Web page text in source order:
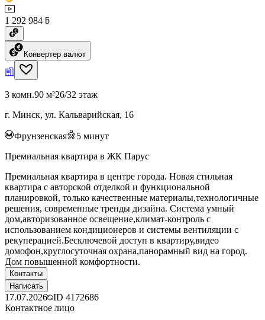
1 292 984 ƃ
Конвертер валют
3 комн.90 м²26/32 этаж
г. Минск, ул. Кальварийская, 16
Фрунзенская 5 минут
Премиальная квартира в ЖК Парус
Премиальная квартира в центре города. Новая стильная
квартира с авторской отделкой и функциональной
планировкой, только качественные материалы,технологичные
решения, современные тренды дизайна. Система умный
дом,авторизованное освещение,климат-контроль с
использованием кондиционеров и системы вентиляции с
рекуперацией.Бесключевой доступ в квартиру,видео
домофон,круглосуточная охрана,панорамный вид на город.
Дом повышенной комфортности.
Контакты
Написать
17.07.2026 ID 4172686
Контактное лицо